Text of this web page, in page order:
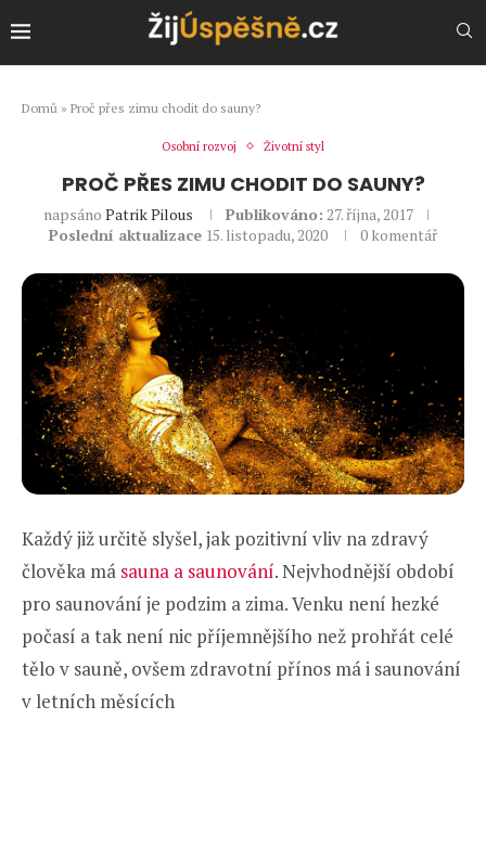
Domů » Proč přes zimu chodit do sauny?
Osobní rozvoj Životní styl
PROČ PŘES ZIMU CHODIT DO SAUNY?
napsáno Patrik Pilous Publikováno: 27. října, 2017
Poslední aktualizace 15. listopadu, 2020 0 komentář
Každý již určitě slyšel, jak pozitivní vliv na zdravý
člověka má sauna a saunování. Nejvhodnější období
pro saunování je podzim a zima. Venku není hezké
počasí a tak není nic příjemnějšího než prohřát celé
tělo v sauně, ovšem zdravotní přínos má i saunování
v letních měsících